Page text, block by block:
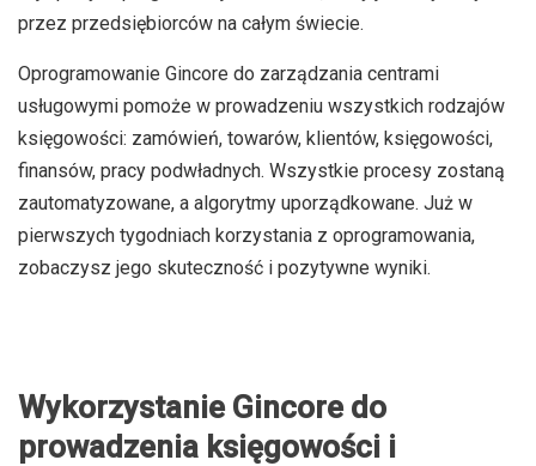
przez przedsiębiorców na całym świecie.
Oprogramowanie Gincore do zarządzania centrami
usługowymi pomoże w prowadzeniu wszystkich rodzajów
księgowości: zamówień, towarów, klientów, księgowości,
finansów, pracy podwładnych. Wszystkie procesy zostaną
zautomatyzowane, a algorytmy uporządkowane. Już w
pierwszych tygodniach korzystania z oprogramowania,
zobaczysz jego skuteczność i pozytywne wyniki.
Wykorzystanie Gincore do
prowadzenia księgowości i